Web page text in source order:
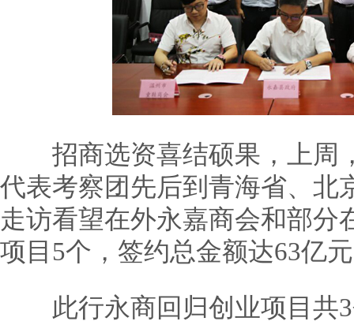
招商选资喜结硕果，上周
代表考察团先后到青海省、北
走访看望在外永嘉商会和部分
项目5个，签约总金额达63亿
此行永商回归创业项目共3